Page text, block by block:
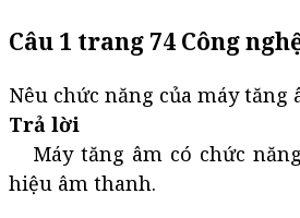
Câu 1 trang 74 Công
Nêu chức năng của máy tăng
Trả lời
Máy tăng âm có chức
hiệu âm thanh.